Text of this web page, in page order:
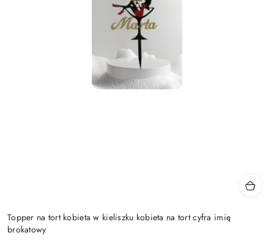
Topper na tort kobieta w kieliszku kobieta na tort cyfra imię
brokatowy